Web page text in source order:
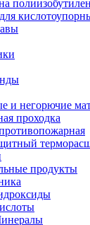
и негорючие
проходка
продукты